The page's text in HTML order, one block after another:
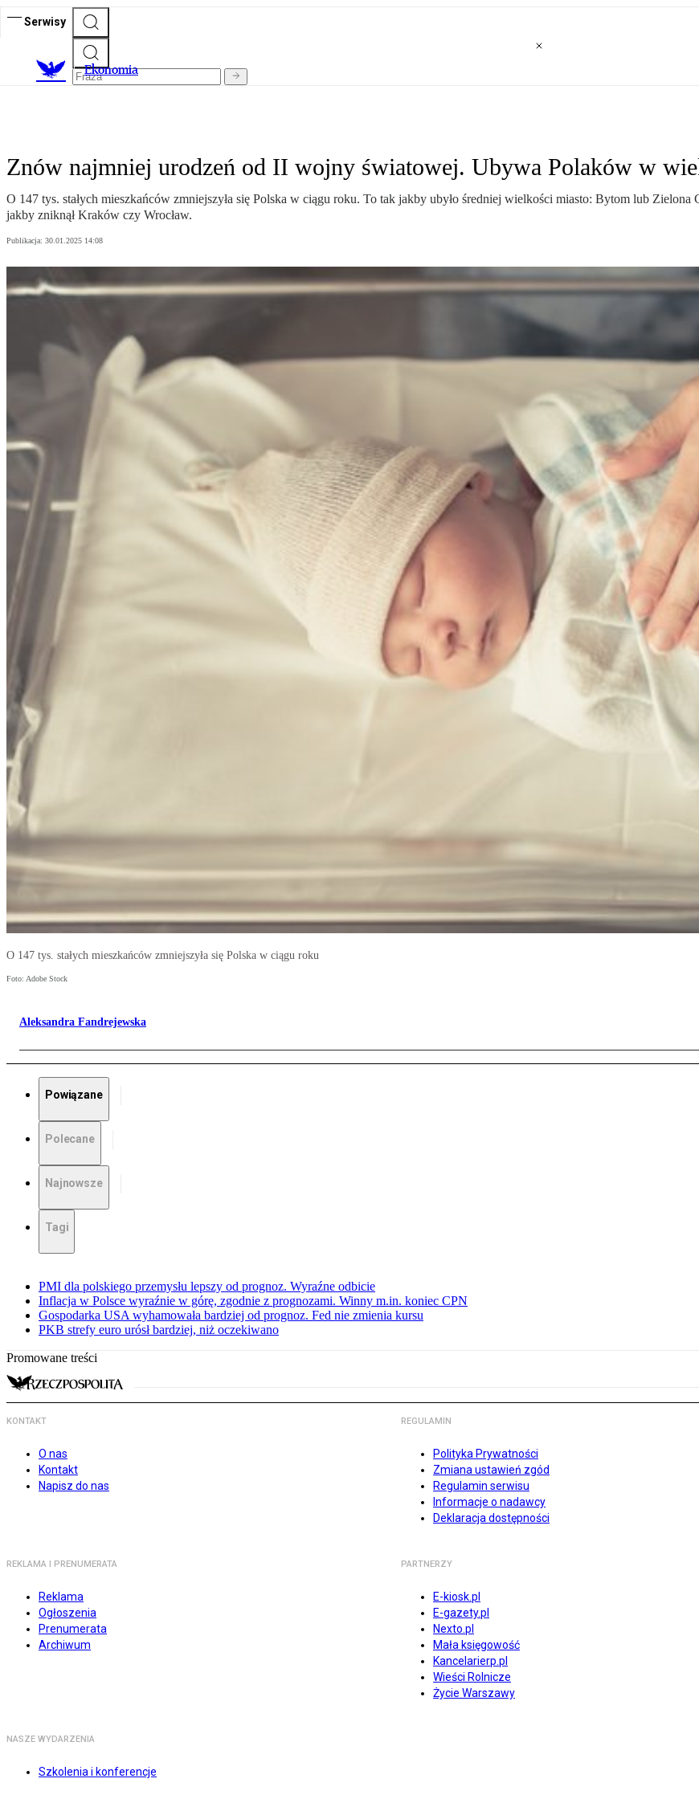
Serwisy
Ekonomia
Znów najmniej urodzeń od II wojny światowej. Ubywa Polaków w
O 147 tys. stałych mieszkańców zmniejszyła się Polska w ciągu roku. To tak jakby ubyło średniej wielkości miasto: Bytom lub
jakby zniknął Kraków czy Wrocław.
Publikacja: 30.01.2025 14:08
O 147 tys. stałych mieszkańców zmniejszyła się Polska w ciągu roku
Foto: Adobe Stock
Aleksandra Fandrejewska
Powiązane
Polecane
Najnowsze
Tagi
PMI dla polskiego przemysłu lepszy od prognoz. Wyraźne odbicie
Inflacja w Polsce wyraźnie w górę, zgodnie z prognozami. Winny m.in. koniec CPN
Gospodarka USA wyhamowała bardziej od prognoz. Fed nie zmienia kursu
PKB strefy euro urósł bardziej, niż oczekiwano
Promowane treści
KONTAKT
O nas
Kontakt
Napisz do nas
REGULAMIN
Polityka Prywatności
Zmiana ustawień zgód
Regulamin serwisu
Informacje o nadawcy
Deklaracja dostępności
REKLAMA I PRENUMERATA
Reklama
Ogłoszenia
Prenumerata
Archiwum
PARTNERZY
E-kiosk.pl
E-gazety.pl
Nexto.pl
Mała księgowość
Kancelarierp.pl
Wieści Rolnicze
Życie Warszawy
NASZE WYDARZENIA
Szkolenia i konferencje